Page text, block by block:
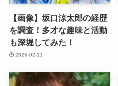
【画像】坂口涼太郎の経歴
を調査！多才な趣味と活動
も深堀してみた！
2026-02-11